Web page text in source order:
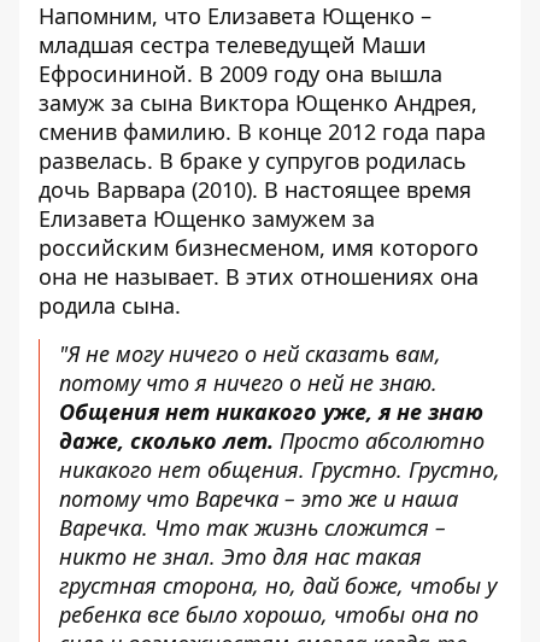
Напомним, что Елизавета Ющенко –
младшая сестра телеведущей Маши
Ефросининой. В 2009 году она вышла
замуж за сына Виктора Ющенко Андрея,
сменив фамилию. В конце 2012 года пара
развелась. В браке у супругов родилась
дочь Варвара (2010). В настоящее время
Елизавета Ющенко замужем за
российским бизнесменом, имя которого
она не называет. В этих отношениях она
родила сына.
"Я не могу ничего о ней сказать вам,
потому что я ничего о ней не знаю.
Общения нет никакого уже, я не знаю
даже, сколько лет. Просто абсолютно
никакого нет общения. Грустно. Грустно,
потому что Варечка – это же и наша
Варечка. Что так жизнь сложится –
никто не знал. Это для нас такая
грустная сторона, но, дай боже, чтобы у
ребенка все было хорошо, чтобы она по